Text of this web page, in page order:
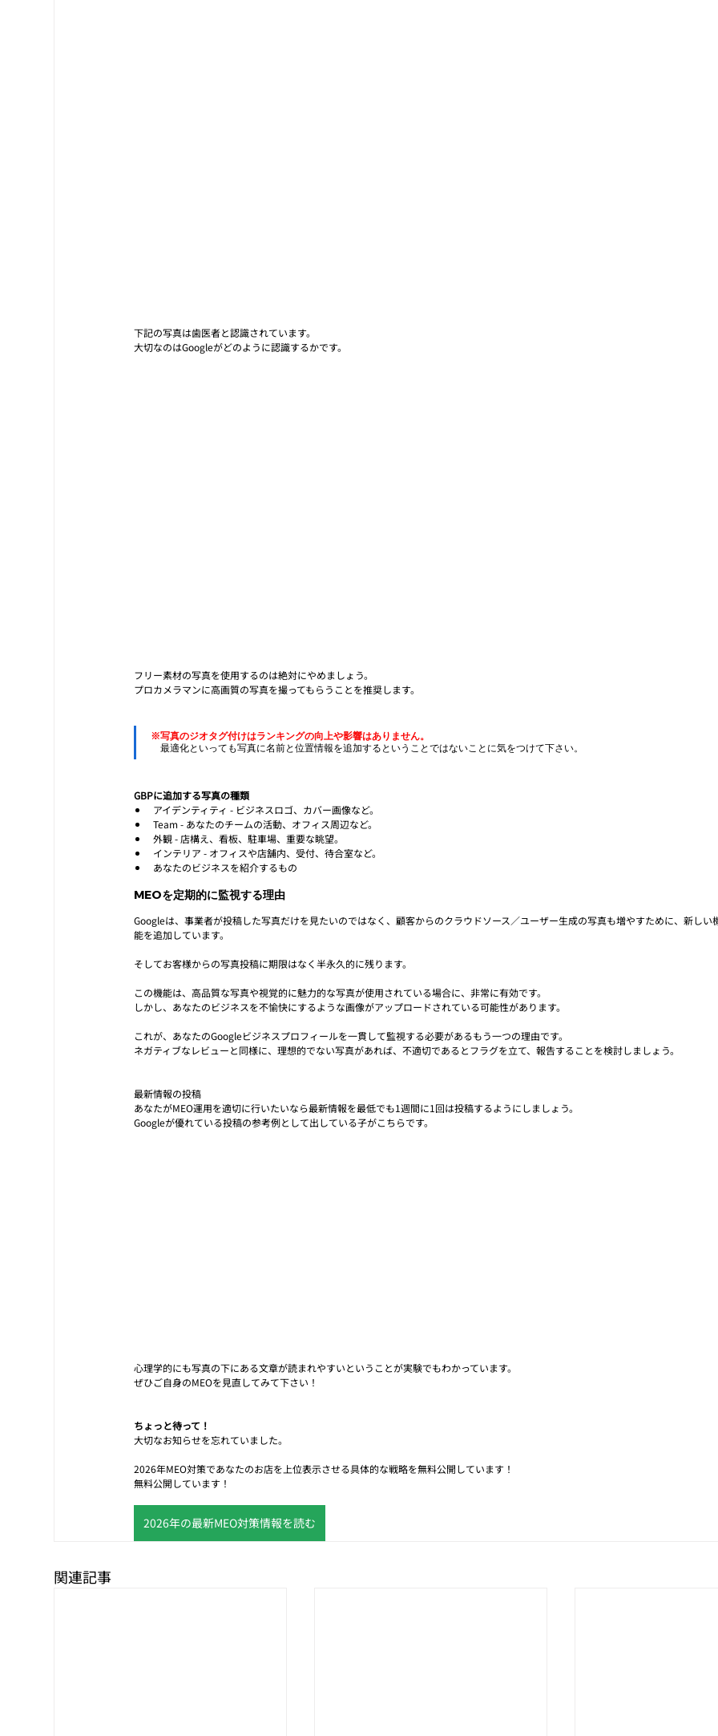
下記の写真は歯医者と認識されています。
大切なのはGoogleがどのように認識するかです。
フリー素材の写真を使用するのは絶対にやめましょう。
プロカメラマンに高画質の写真を撮ってもらうことを推奨します。
※写真のジオタグ付けはランキングの向上や影響はありません。
最適化といっても写真に名前と位置情報を追加するということではないことに気をつけて下さい。
GBPに追加する写真の種類
アイデンティティ - ビジネスロゴ、カバー画像など。
Team - あなたのチームの活動、オフィス周辺など。
外観 - 店構え、看板、駐車場、重要な眺望。
インテリア - オフィスや店舗内、受付、待合室など。
あなたのビジネスを紹介するもの
MEOを定期的に監視する理由
Googleは、事業者が投稿した写真だけを見たいのではなく、顧客からのクラウドソース／ユーザー生成の写真も増やすために、新しい
能を追加しています。
そしてお客様からの写真投稿に期限はなく半永久的に残ります。
この機能は、高品質な写真や視覚的に魅力的な写真が使用されている場合に、非常に有効です。
しかし、あなたのビジネスを不愉快にするような画像がアップロードされている可能性があります。
これが、あなたのGoogleビジネスプロフィールを一貫して監視する必要があるもう一つの理由です。
ネガティブなレビューと同様に、理想的でない写真があれば、不適切であるとフラグを立て、報告することを検討しましょう。
最新情報の投稿
あなたがMEO運用を適切に行いたいなら最新情報を最低でも1週間に1回は投稿するようにしましょう。
Googleが優れている投稿の参考例として出している子がこちらです。
心理学的にも写真の下にある文章が読まれやすいということが実験でもわかっています。
ぜひご自身のMEOを見直してみて下さい！
ちょっと待って！
大切なお知らせを忘れていました。
2026年MEO対策であなたのお店を上位表示させる具体的な戦略を無料公開しています！
無料公開しています！
2026年の最新MEO対策情報を読む
関連記事